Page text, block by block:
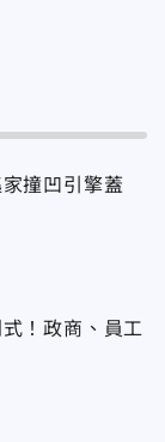
家撞凹引擎蓋
！政商、員工